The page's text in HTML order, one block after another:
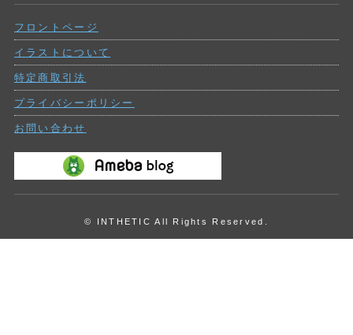
投
稿
フロントページ
イラストについて
特定商取引法
プライバシーポリシー
お問い合わせ
© INTHETIC All Rights Reserved.